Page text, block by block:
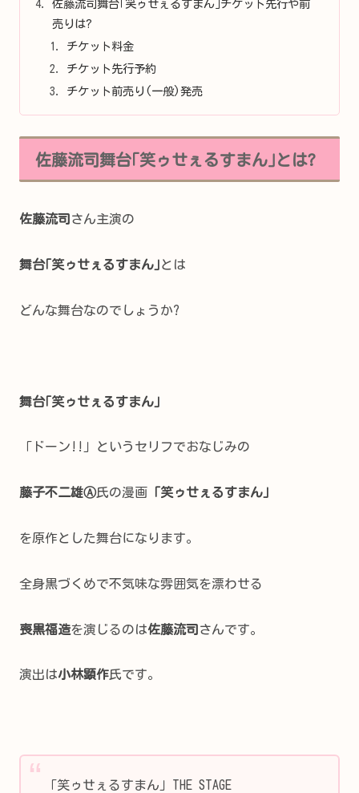
佐藤流司舞台｢笑ゥせぇるすまん｣チケット先行や前
売りは?
チケット料金
チケット先行予約
チケット前売り(一般)発売
佐藤流司舞台｢笑ゥせぇるすまん｣とは?
佐藤流司 さん主演の
舞台｢笑ゥせぇるすまん｣ とは
どんな舞台なのでしょうか?
舞台｢笑ゥせぇるすまん｣
「ドーン!!」というセリフでおなじみの
藤子不二雄Ⓐ氏の漫画 「笑ゥせぇるすまん」
を原作とした舞台になります。
全身黒づくめで不気味な雰囲気を漂わせる
喪黒福造を演じるのは佐藤流司 さんです。
演出は小林顕作氏です。
「笑ゥせぇるすまん」THE STAGE